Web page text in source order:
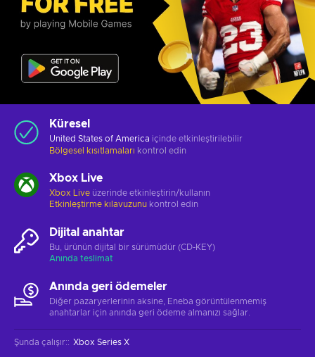
Küresel
United States of America içinde etkinleştirilebilir
Bölgesel kısıtlamaları kontrol edin
Xbox Live
Xbox Live üzerinde etkinleştirin/kullanın
Etkinleştirme kılavuzunu kontrol edin
Dijital anahtar
Bu, ürünün dijital bir sürümüdür (CD-KEY)
Anında teslimat
Anında geri ödemeler
Diğer pazaryerlerinin aksine, Eneba görüntülenmemiş
anahtarlar için anında geri ödeme almanızı sağlar.
Şunda çalışır:: Xbox Series X